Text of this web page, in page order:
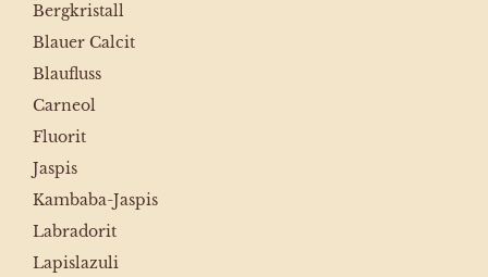
Bergkristall
Blauer Calcit
Blaufluss
Carneol
Fluorit
Jaspis
Kambaba-Jaspis
Labradorit
Lapislazuli